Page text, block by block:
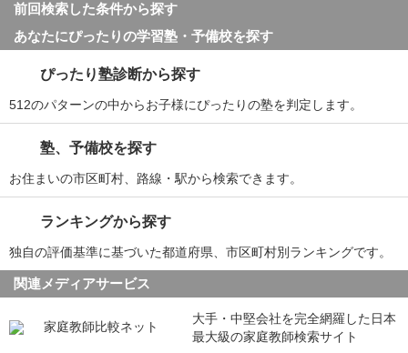
前回検索した条件から探す
あなたにぴったりの学習塾・予備校を探す
ぴったり塾診断から探す
512のパターンの中からお子様にぴったりの塾を判定します。
塾、予備校を探す
お住まいの市区町村、路線・駅から検索できます。
ランキングから探す
独自の評価基準に基づいた都道府県、市区町村別ランキングです。
関連メディアサービス
大手・中堅会社を完全網羅した日本
最大級の家庭教師検索サイト